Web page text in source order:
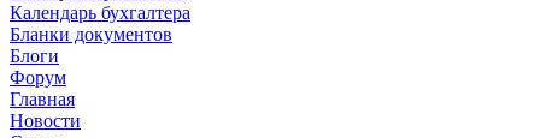
Календарь бухгалтера
Бланки документов
Блоги
Форум
Главная
Новости